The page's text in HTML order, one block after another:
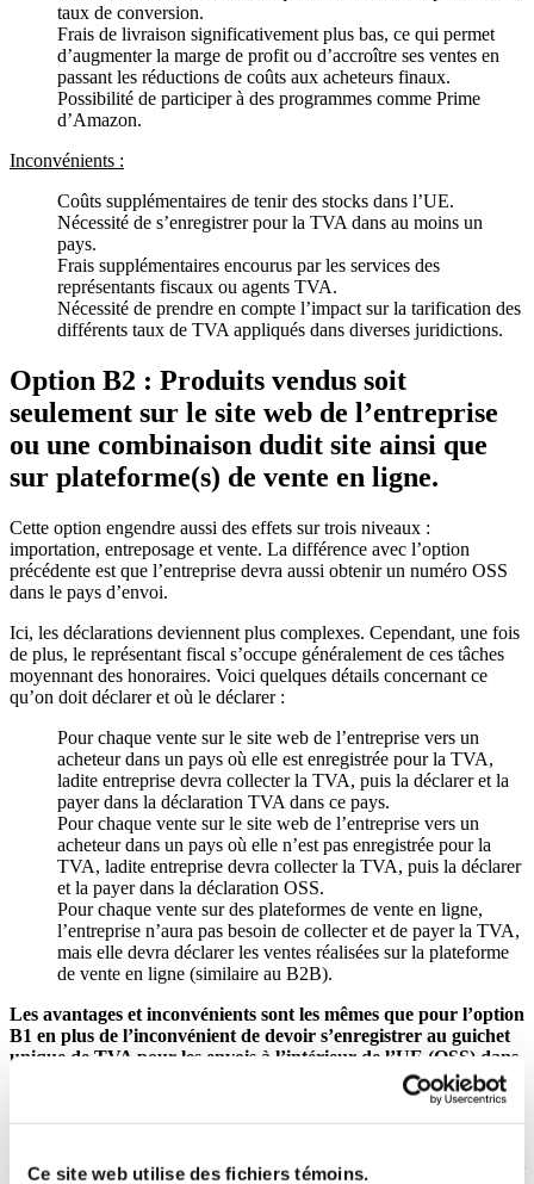
Ce site web utilise des fichiers témoins.
taux de conversion.
Frais de livraison significativement plus bas, ce qui permet
d’augmenter la marge de profit ou d’accroître ses ventes en
passant les réductions de coûts aux acheteurs finaux.
Possibilité de participer à des programmes comme Prime
d’Amazon.
Inconvénients :
Coûts supplémentaires de tenir des stocks dans l’UE.
Nécessité de s’enregistrer pour la TVA dans au moins un
pays.
Frais supplémentaires encourus par les services des
représentants fiscaux ou agents TVA.
Nécessité de prendre en compte l’impact sur la tarification des
différents taux de TVA appliqués dans diverses juridictions.
Option B2 : Produits vendus soit
seulement sur le site web de l’entreprise
ou une combinaison dudit site ainsi que
sur plateforme(s) de vente en ligne.
Cette option engendre aussi des effets sur trois niveaux :
importation, entreposage et vente. La différence avec l’option
précédente est que l’entreprise devra aussi obtenir un numéro OSS
dans le pays d’envoi.
Ici, les déclarations deviennent plus complexes. Cependant, une fois
de plus, le représentant fiscal s’occupe généralement de ces tâches
moyennant des honoraires. Voici quelques détails concernant ce
qu’on doit déclarer et où le déclarer :
Pour chaque vente sur le site web de l’entreprise vers un
acheteur dans un pays où elle est enregistrée pour la TVA,
ladite entreprise devra collecter la TVA, puis la déclarer et la
payer dans la déclaration TVA dans ce pays.
Pour chaque vente sur le site web de l’entreprise vers un
acheteur dans un pays où elle n’est pas enregistrée pour la
TVA, ladite entreprise devra collecter la TVA, puis la déclarer
et la payer dans la déclaration OSS.
Pour chaque vente sur des plateformes de vente en ligne,
l’entreprise n’aura pas besoin de collecter et de payer la TVA,
mais elle devra déclarer les ventes réalisées sur la plateforme
de vente en ligne (similaire au B2B).
Les avantages et inconvénients sont les mêmes que pour l’option
B1 en plus de l’inconvénient de devoir s’enregistrer au guichet
unique de TVA pour les envois à l’intérieur de l’UE (OSS) dans
un pays membre, et de produire une déclaration et un paiement
verser la TVA rendent généralement le
scénario A